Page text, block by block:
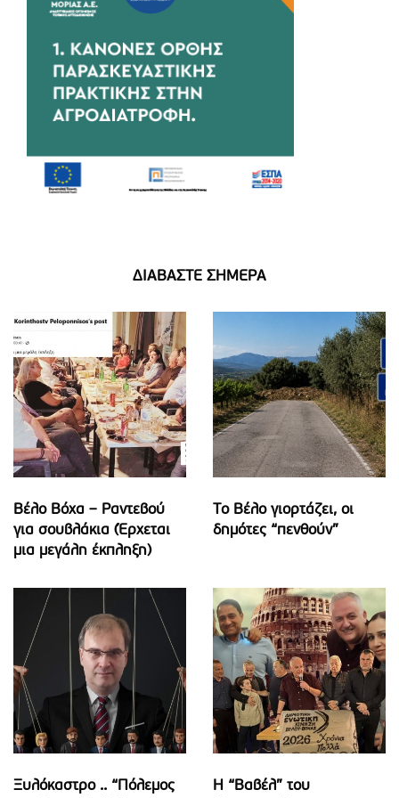
ΔΙΑΒΑΣΤΕ ΣΗΜΕΡΑ
Βέλο Βόχα – Ραντεβού
για σουβλάκια (Έρχεται
μια μεγάλη έκπληξη)
Το Βέλο γιορτάζει, οι
δημότες “πενθούν”
Ξυλόκαστρο .. “Πόλεμος
Η “Βαβέλ” του